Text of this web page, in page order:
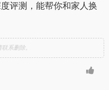
评测，能帮你和家人换
系删除。